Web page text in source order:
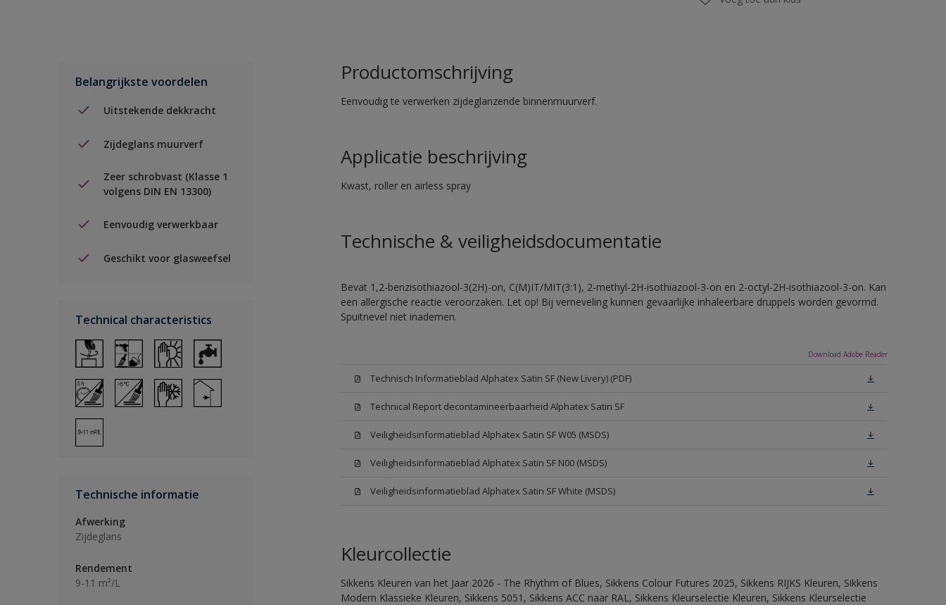
Belangrijkste voordelen
Uitstekende dekkracht
Zijdeglans muurverf
Zeer schrobvast (Klasse 1
volgens DIN EN 13300)
Eenvoudig verwerkbaar
Geschikt voor glasweefsel
Technical characteristics
Technische informatie
Afwerking
Zijdeglans
Rendement
9-11 m²/L
Productomschrijving
Eenvoudig te verwerken zijdeglanzende binnenmuurverf.
Applicatie beschrijving
Kwast, roller en airless spray
Technische & veiligheidsdocumentatie
Bevat 1,2-benzisothiazool-3(2H)-on, C(M)IT/MIT(3:1), 2-methyl-2H-isothiazool-3-on en 2-octyl-2H-isothiazool-3-on. Kan
een allergische reactie veroorzaken. Let op! Bij verneveling kunnen gevaarlijke inhaleerbare druppels worden gevormd.
Spuitnevel niet inademen.
Download Adobe Reader
Technisch Informatieblad Alphatex Satin SF (New Livery) (PDF)
Technical Report decontamineerbaarheid Alphatex Satin SF
Veiligheidsinformatieblad Alphatex Satin SF W05 (MSDS)
Veiligheidsinformatieblad Alphatex Satin SF N00 (MSDS)
Veiligheidsinformatieblad Alphatex Satin SF White (MSDS)
Kleurcollectie
Sikkens Kleuren van het Jaar 2026 - The Rhythm of Blues, Sikkens Colour Futures 2025, Sikkens RIJKS Kleuren, Sikkens
Modern Klassieke Kleuren, Sikkens 5051, Sikkens ACC naar RAL, Sikkens Kleurselectie Kleuren, Sikkens Kleurselectie